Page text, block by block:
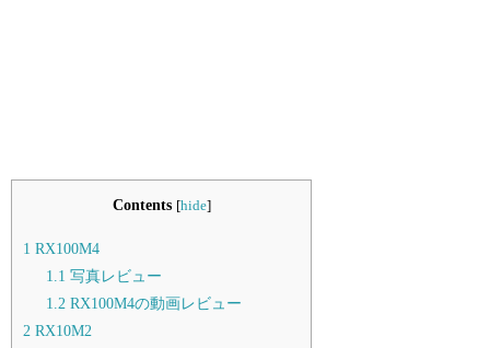
Contents [hide]
1 RX100M4
1.1 写真レビュー
1.2 RX100M4の動画レビュー
2 RX10M2